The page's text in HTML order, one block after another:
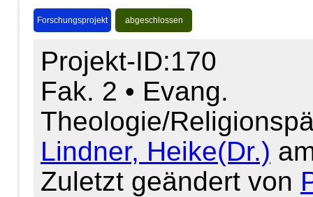
Forschungsprojekt abgeschlossen
Projekt-ID:170
Fak. 2 • Evang.
Theologie/
Lindner, Heike(Dr.)
Zuletzt geändert von